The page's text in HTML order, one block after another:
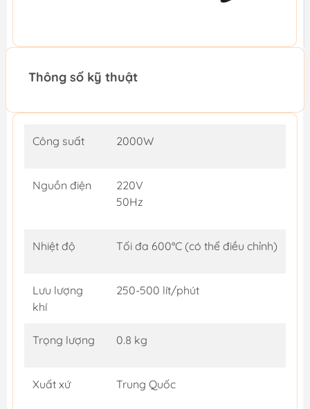
Thông số kỹ thuật
Công suất 2000W
Nguồn điện
220V
50Hz
Nhiệt độ Tối đa 600°C (có thể điều chỉnh)
Lưu lượng
khí
250-500 lít/phút
Trọng lượng 0.8 kg
Xuất xứ Trung Quốc